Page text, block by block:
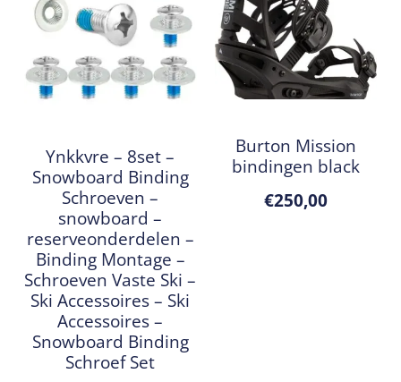
Ynkkvre – 8set –
Snowboard Binding
Schroeven –
snowboard –
reserveonderdelen –
Binding Montage –
Schroeven Vaste Ski –
Ski Accessoires – Ski
Accessoires –
Snowboard Binding
Schroef Set
Burton Mission
bindingen black
€250,00